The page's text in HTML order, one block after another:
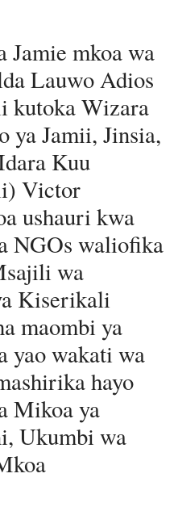
Jamie mkoa wa
Lauwo Adios
kutoka Wizara
ya Jamii, Jinsia,
Kuu
Victor
ushauri kwa
NGOs waliofika
wa
Kiserikali
maombi ya
yao wakati wa
hayo
Mikoa ya
Ukumbi wa